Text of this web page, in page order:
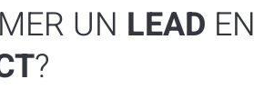
UN LEAD EN
?